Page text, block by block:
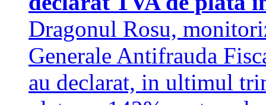
Dragonul Rosu,
Generale Antifrauda
au declarat, in ultimul